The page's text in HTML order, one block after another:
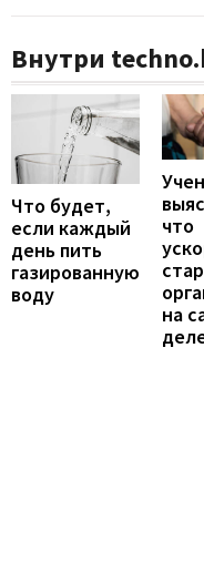
Внутри
Что будет,
если каждый
день пить
газированную
воду
что
на